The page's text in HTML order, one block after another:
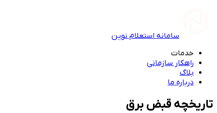
سامانه استعلام نوین
خدمات
راهکار سازمانی
بلاگ
درباره ما
تاریخچه قبض برق